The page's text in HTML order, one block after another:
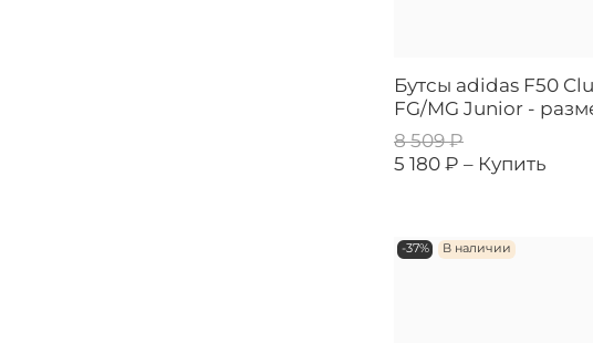
Бутсы adidas F50
FG/MG Junior -
8 509 ₽
5 180 ₽ – Купить
-37% В наличии